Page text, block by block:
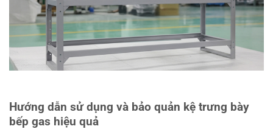
Hướng dẫn sử dụng và bảo quản kệ trưng bày
bếp gas hiệu quả